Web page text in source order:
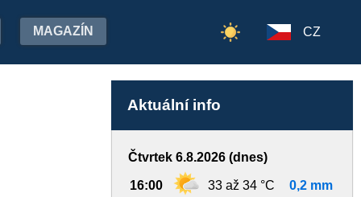
MAGAZÍN CZ
Aktuální info
Čtvrtek 6.8.2026 (dnes)
16:00 33 až 34 °C 0,2 mm